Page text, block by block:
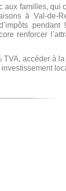
aux familles, qui
à Val-de-
renforcer
TVA, accéder à
investissement